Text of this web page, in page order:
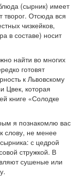
(сырник) имеет
творог. Отсюда вся
чизкейков,
в составе) носит
найти во многих
готовят
к Львовскому
Цвек, которая
книге «Солодке
я познакомлю вас
слову, не менее
с цедрой
стружкой. В
сушеные или